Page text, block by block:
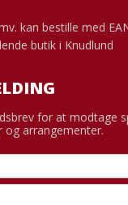
kan bestille med
butik i Knudlund
for at modtage
arrangementer.